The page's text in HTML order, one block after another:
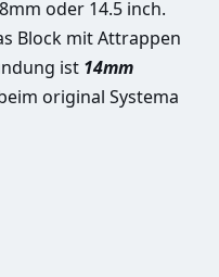
oder 14.5 inch.
Block mit Attrappen
ist 14mm
original Systema